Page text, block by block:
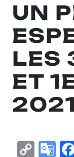
UN
LES
ET
2021
Copy